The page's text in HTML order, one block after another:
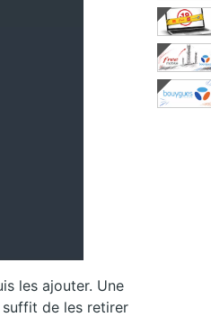
les ajouter. Une
de les retirer